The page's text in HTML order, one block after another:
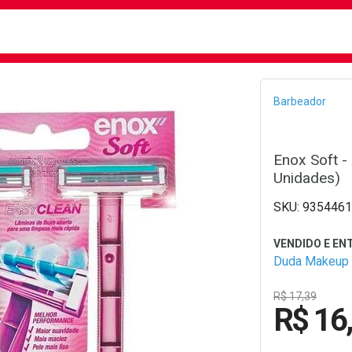
Barbeador
Enox Soft -
Unidades)
Duda Makeup
R$ 17,39
R$